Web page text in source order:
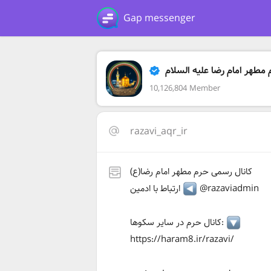
Gap messenger
مطهر امام رضا علیه السلام
10,126,804 Member
razavi_aqr_ir
کانال رسمی حرم مطهر امام رضا(ع)
@razaviadmin
کانال حرم در سایر سکوها:
https://haram8.ir/razavi/